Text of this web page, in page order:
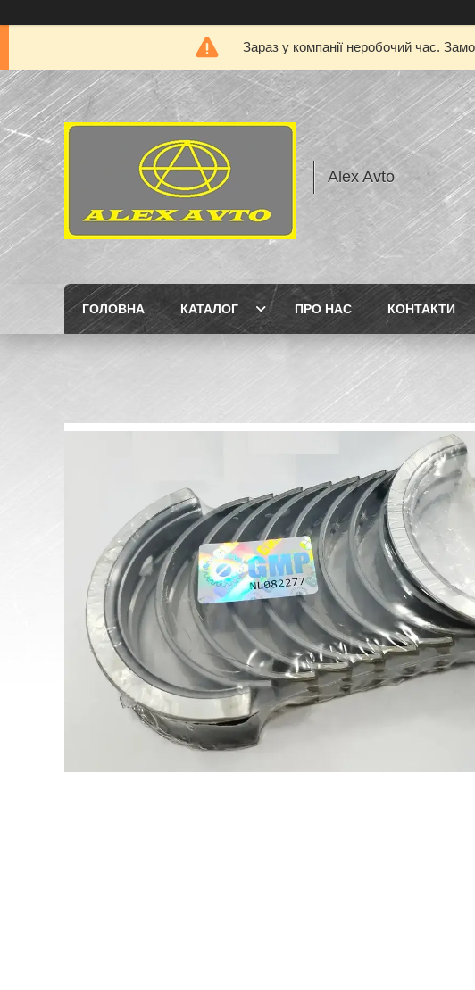
Зараз у компанії неробочий час.
Alex Avto
ГОЛОВНА КАТАЛОГ ПРО НАС КОНТАКТИ